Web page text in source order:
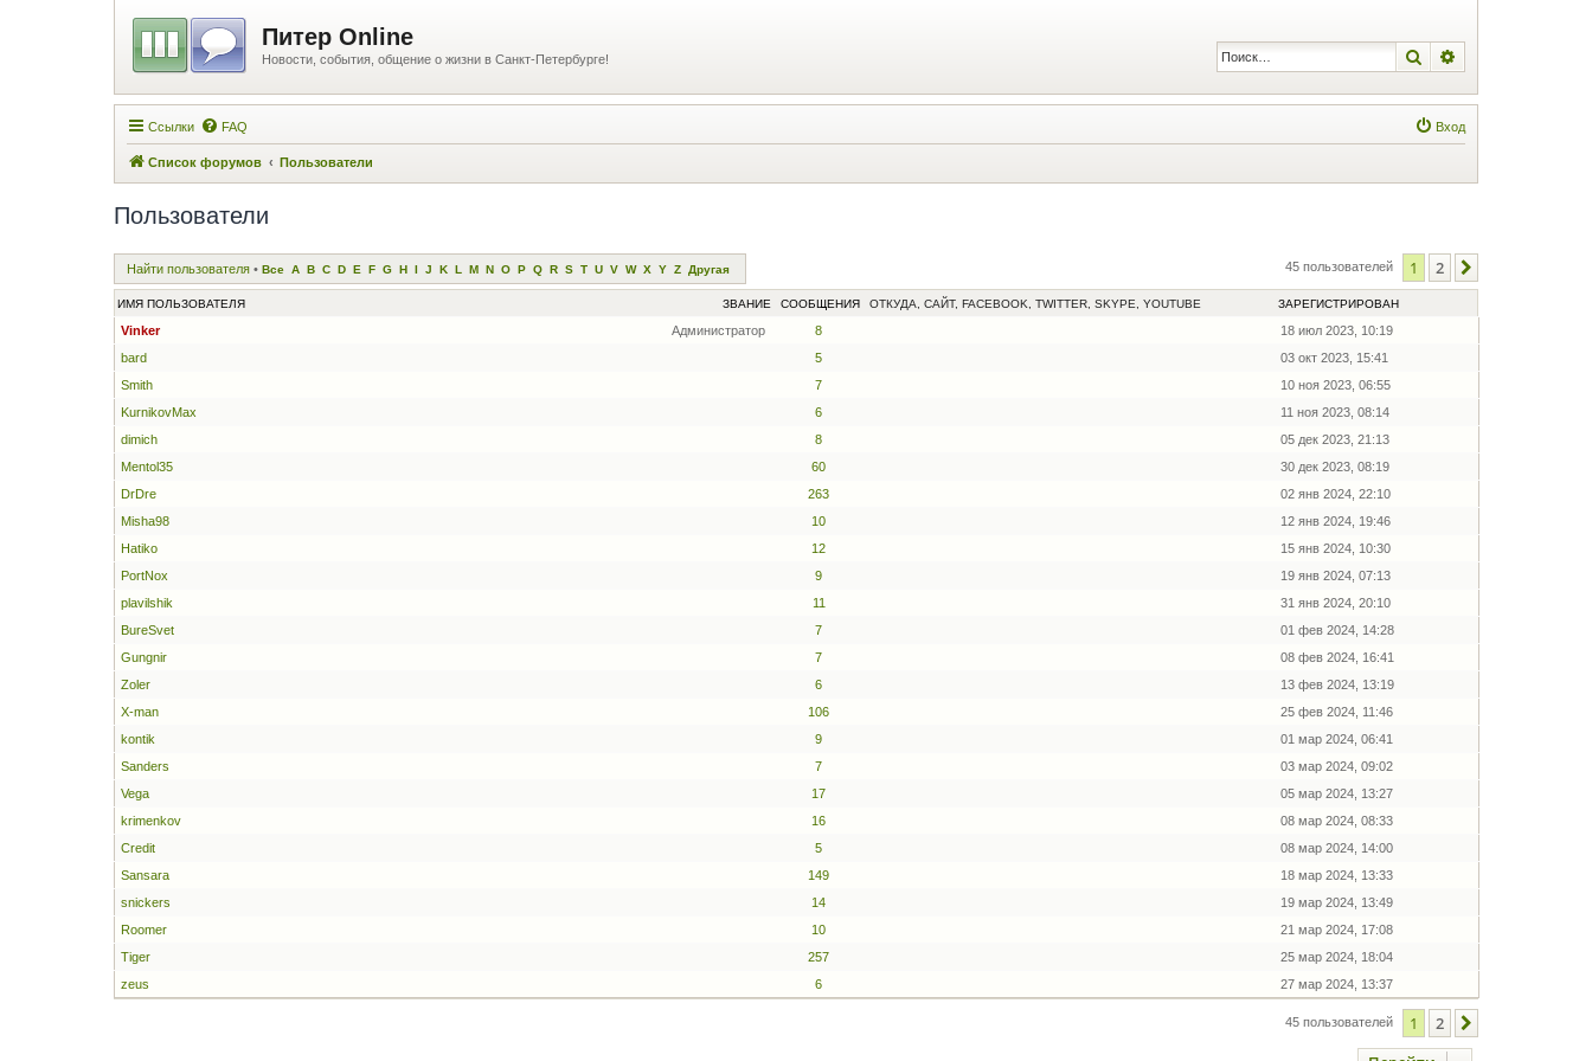
Питер Online
Новости, события, общение о жизни в Санкт-Петербурге! Поиск
Ссылки FAQ Вход
Список форумов Пользователи
Пользователи
Найти пользователя • Все A B C D E F G H I J K L M N O P Q R S T U V W X Y Z Другая 45 пользователей 1 2
ЗВАНИЕ
ИМЯ ПОЛЬЗОВАТЕЛЯ СООБЩЕНИЯ ОТКУДА, САЙТ, FACEBOOK, TWITTER, SKYPE, YOUTUBE ЗАРЕГИСТРИРОВАН
Администратор
Vinker 8
18 июл 2023, 10:19
bard
5
03 окт 2023, 15:41
Smith
7
10 ноя 2023, 06:55
KurnikovMax
6
11 ноя 2023, 08:14
dimich
8
05 дек 2023, 21:13
Mentol35
60
30 дек 2023, 08:19
DrDre
263
02 янв 2024, 22:10
Misha98
10
12 янв 2024, 19:46
Hatiko
12
15 янв 2024, 10:30
PortNox
9
19 янв 2024, 07:13
plavilshik
11
31 янв 2024, 20:10
BureSvet
7
01 фев 2024, 14:28
Gungnir
7
08 фев 2024, 16:41
Zoler
6
13 фев 2024, 13:19
X-man
106
25 фев 2024, 11:46
kontik
9
01 мар 2024, 06:41
Sanders
7
03 мар 2024, 09:02
Vega
17
05 мар 2024, 13:27
krimenkov
16
08 мар 2024, 08:33
Credit
5
08 мар 2024, 14:00
Sansara
149
18 мар 2024, 13:33
snickers
14
19 мар 2024, 13:49
Roomer
10
21 мар 2024, 17:08
Tiger
257
25 мар 2024, 18:04
zeus
6 27 мар 2024, 13:37
45 пользователей 1 2